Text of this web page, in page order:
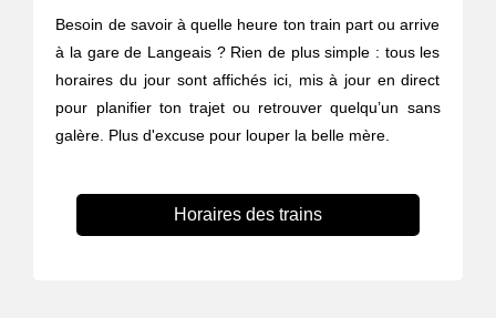
Besoin de savoir à quelle heure ton train part ou arrive
à la gare de Langeais ? Rien de plus simple : tous les
horaires du jour sont affichés ici, mis à jour en direct
pour planifier ton trajet ou retrouver quelqu’un sans
galère. Plus d'excuse pour louper la belle mère.
Horaires des trains